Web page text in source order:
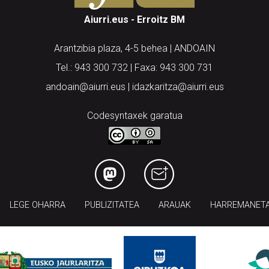
Aiurri.eus - Erroitz BM
Arantzibia plaza, 4-5 behea | ANDOAIN
Tel.: 943 300 732 | Faxa: 943 300 731
andoain@aiurri.eus | idazkaritza@aiurri.eus
Codesyntaxek garatua
LEGE OHARRA PUBLIZITATEA ARAUAK